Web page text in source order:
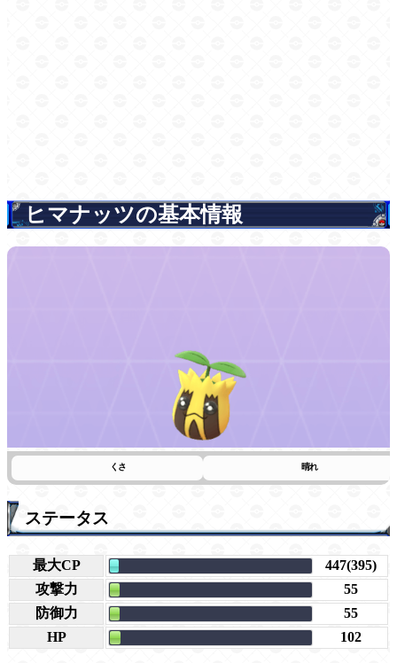
ヒマナッツの基本情報
くさ 晴れ
ステータス
最大CP
447(395)
攻撃力
55
防御力
55
HP
102